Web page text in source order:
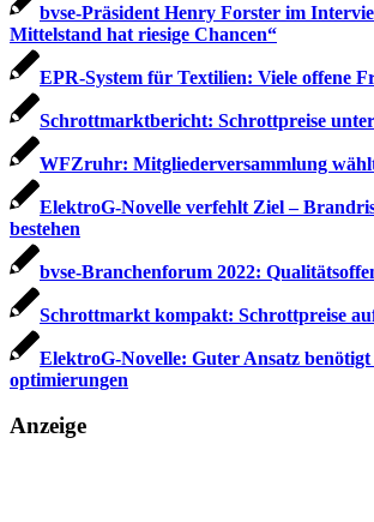
bvse-Präsident Henry Forster im
Mittelstand hat riesige Chancen“
EPR-System für Textilien: Viele offene
Schrottmarktbericht: Schrottpreise
WFZruhr: Mitgliederversammlung
ElektroG-Novelle verfehlt Ziel –
bestehen
bvse-Branchenforum 2022:
Schrottmarkt kompakt: Schrottpreise
ElektroG-Novelle: Guter Ansatz
optimierungen
Anzeige